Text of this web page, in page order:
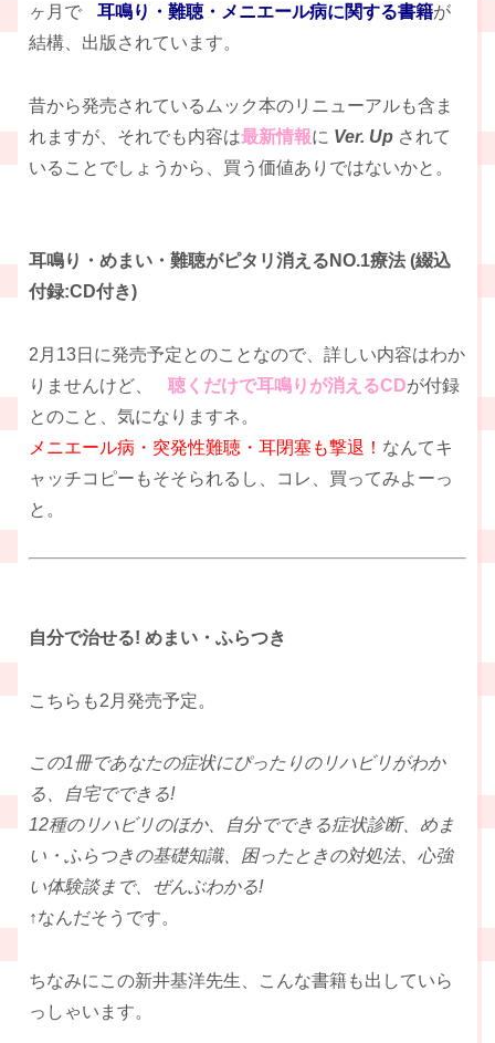
ヶ月で
耳鳴り・難聴・メニエール病に関する書籍が
結構、出版されています。
昔から発売されているムック本のリニューアルも含ま
れますが、それでも内容は最新情報に Ver. Up されて
いることでしょうから、買う価値ありではないかと。
耳鳴り・めまい・難聴がピタリ消えるNO.1療法 (綴込
付録:CD付き)
2月13日に発売予定とのことなので、詳しい内容はわか
りませんけど、
聴くだけで耳鳴りが消えるCDが付録
とのこと、気になりますネ。
メニエール病・突発性難聴・耳閉塞も撃退！ なんてキ
ャッチコピーもそそられるし、コレ、買ってみよーっ
と。
自分で治せる! めまい・ふらつき
こちらも2月発売予定。
この1冊であなたの症状にぴったりのリハビリがわか
る、自宅でできる!
12種のリハビリのほか、自分でできる症状診断、めま
い・ふらつきの基礎知識、困ったときの対処法、心強
い体験談まで、ぜんぶわかる!
↑なんだそうです。
ちなみにこの新井基洋先生、こんな書籍も出していら
っしゃいます。